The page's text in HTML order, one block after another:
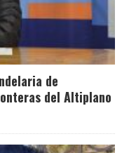
de
del Altiplano